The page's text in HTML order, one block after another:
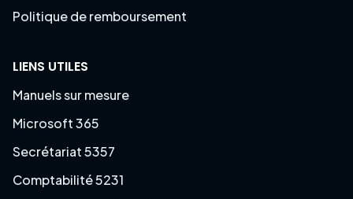
Politique de remboursement
LIENS UTILES
Manuels sur mesure
Microsoft 365
Secrétariat 5357
Comptabilité 5231